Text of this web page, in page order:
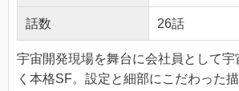
話数 26話
宇宙開発現場を舞台に会社員として宇
く本格SF。設定と細部にこだわった